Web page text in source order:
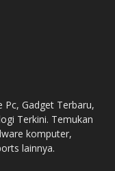
Gadget Terbaru,
Terkini. Temukan
komputer,
lainnya.